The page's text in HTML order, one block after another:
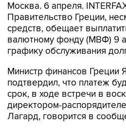
Москва. 6 апреля.
Правительство Греции,
средств, обещает
валютному фонду (МВФ) 9
графику обслуживания
Министр финансов Греции
подтвердил, что платеж
срок, в ходе встречи в
директором-
Лагард, говорится в